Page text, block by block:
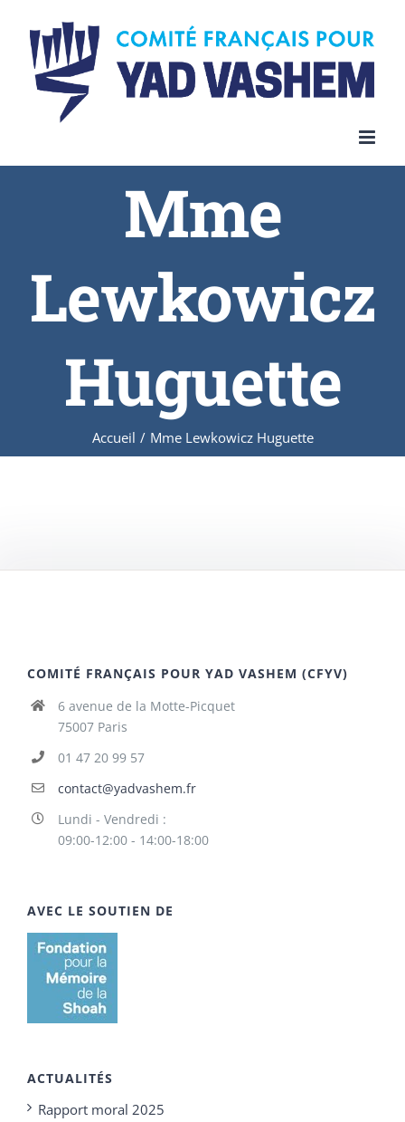
content
Mme
Lewkowicz
Huguette
Accueil / Mme Lewkowicz Huguette
COMITÉ FRANÇAIS POUR YAD VASHEM (CFYV)
6 avenue de la Motte-Picquet
75007 Paris
01 47 20 99 57
contact@yadvashem.fr
Lundi - Vendredi :
09:00-12:00 - 14:00-18:00
AVEC LE SOUTIEN DE
ACTUALITÉS
Rapport moral 2025